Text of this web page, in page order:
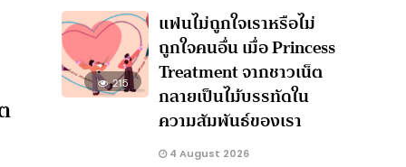
215
แฟนไม่ถูกใจเราหรือไม่
ถูกใจคนอื่น เมื่อ Princess
Treatment จากชาวเน็ต
กลายเป็นไม้บรรทัดใน
ความสัมพันธ์ของเรา
4 August 2026